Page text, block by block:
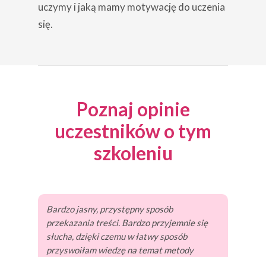
uczymy i jaką mamy motywację do uczenia
się.
Poznaj opinie
uczestników o tym
szkoleniu
Bardzo jasny, przystępny sposób
przekazania treści. Bardzo przyjemnie się
słucha, dzięki czemu w łatwy sposób
przyswoiłam wiedzę na temat metody